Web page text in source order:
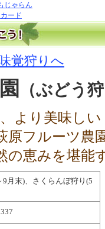
じゃらん
ード
覚狩りへ
（ぶどう
より美味し
原フルーツ農
の恵みを堪能
月末)、さくらんぼ狩り(5